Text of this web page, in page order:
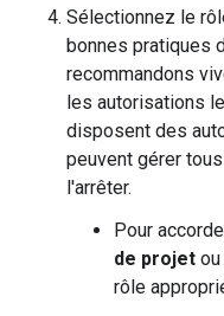
Sélectionnez le
bonnes pratiques
recommandons
les autorisations
disposent des
peuvent gérer
l'arrêter.
Pour
de projet ou
rôle